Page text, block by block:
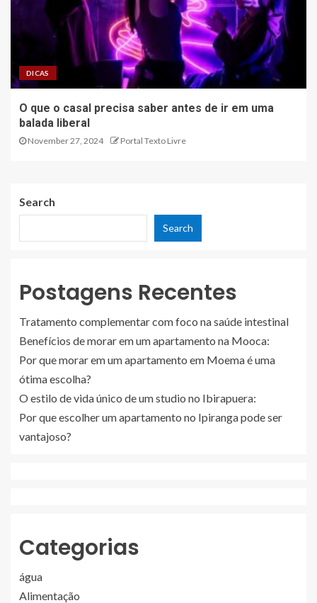
DICAS
O que o casal precisa saber antes de ir em uma
balada liberal
November 27, 2024 Portal Texto Livre
Search
Search
Postagens Recentes
Tratamento complementar com foco na saúde intestinal
Benefícios de morar em um apartamento na Mooca:
Por que morar em um apartamento em Moema é uma
ótima escolha?
O estilo de vida único de um studio no Ibirapuera:
Por que escolher um apartamento no Ipiranga pode ser
vantajoso?
Categorias
água
Alimentação